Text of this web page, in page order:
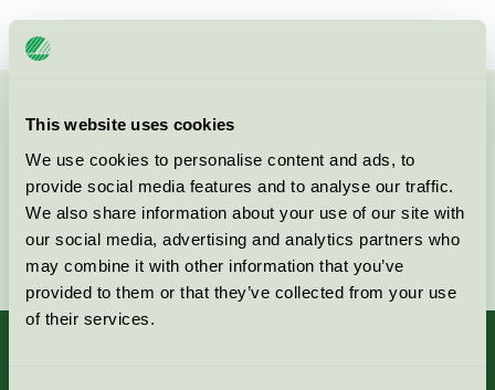
This website uses cookies
We use cookies to personalise content and ads, to
provide social media features and to analyse our traffic.
We also share information about your use of our site with
our social media, advertising and analytics partners who
may combine it with other information that you’ve
provided to them or that they’ve collected from your use
of their services.
Kontakta oss på08-55 55 24 00
Fortsätt